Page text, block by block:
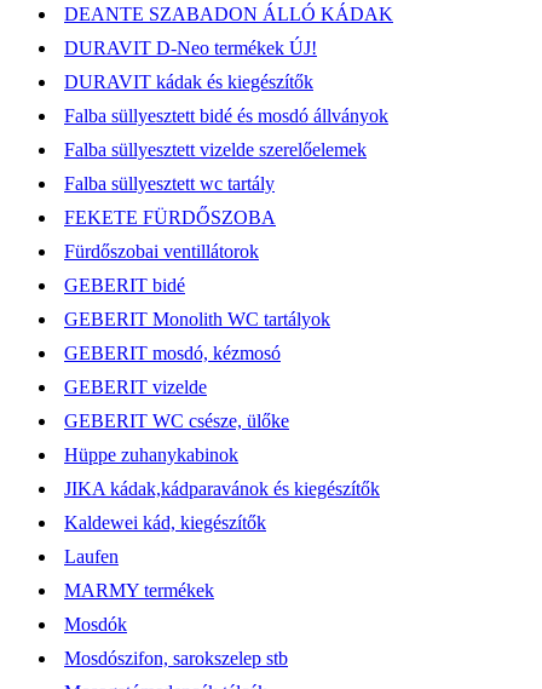
DEANTE SZABADON ÁLLÓ KÁDAK
DURAVIT D-Neo termékek ÚJ!
DURAVIT kádak és kiegészítők
Falba süllyesztett bidé és mosdó állványok
Falba süllyesztett vizelde szerelőelemek
Falba süllyesztett wc tartály
FEKETE FÜRDŐSZOBA
Fürdőszobai ventillátorok
GEBERIT bidé
GEBERIT Monolith WC tartályok
GEBERIT mosdó, kézmosó
GEBERIT vizelde
GEBERIT WC csésze, ülőke
Hüppe zuhanykabinok
JIKA kádak,kádparavánok és kiegészítők
Kaldewei kád, kiegészítők
Laufen
MARMY termékek
Mosdók
Mosdószifon, sarokszelep stb